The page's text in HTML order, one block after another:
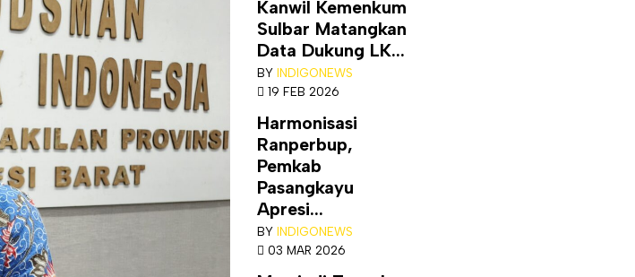
Kanwil Kemenkum
Sulbar Matangkan
Data Dukung LK...
BY INDIGONEWS
19 FEB 2026
Harmonisasi
Ranperbup,
Pemkab
Pasangkayu
Apresi...
BY INDIGONEWS
03 MAR 2026